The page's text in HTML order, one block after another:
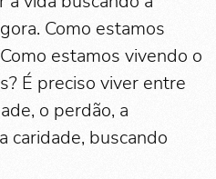
Como estamos
estamos vivendo o
É preciso viver entre
o perdão, a
caridade, buscando